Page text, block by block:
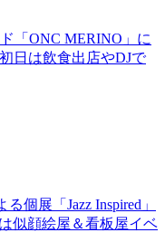
「ONC MERINO」に
日は飲食出店やDJで
個展「Jazz Inspired」
似顔絵屋＆看板屋イベ